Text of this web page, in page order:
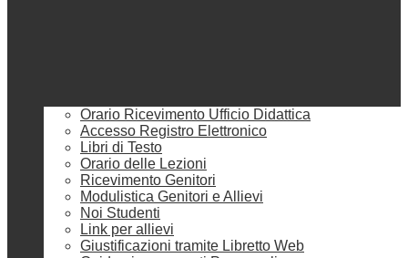
Orario Ricevimento Ufficio Didattica
Accesso Registro Elettronico
Libri di Testo
Orario delle Lezioni
Ricevimento Genitori
Modulistica Genitori e Allievi
Noi Studenti
Link per allievi
Giustificazioni tramite Libretto Web